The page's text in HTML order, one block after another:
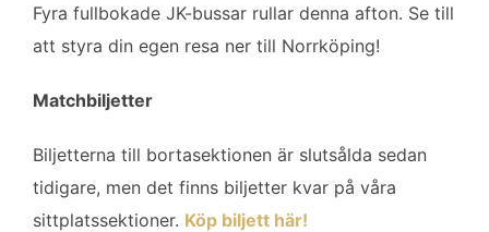
k
n
Fyra fullbokade JK-bussar rullar denna afton. Se till
att styra din egen resa ner till Norrköping!
Matchbiljetter
Biljetterna till bortasektionen är slutsålda sedan
tidigare, men det finns biljetter kvar på våra
sittplatssektioner. Köp biljett här!